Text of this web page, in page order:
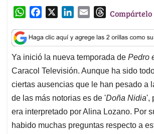
W
a
t
s
A
p
p
c
e
b
o
o
k
n
k
e
d
I
n
a
i
l
T
r
e
a
d
s
Compártelo
Ya inició la nueva temporada de Pedro
Caracol Televisión. Aunque ha sido
ciertas ausencias que le han pesado a
de las más notorias es de 'Doña Nidia',
era interpretado por Alina Lozano. Por
habido muchas preguntas respecto a